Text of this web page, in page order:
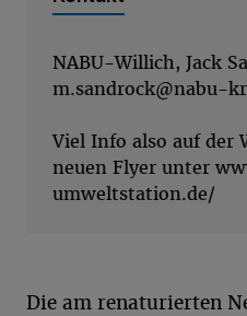
NABU-Willich, Jack
m.sandrock@nabu-
Viel Info also auf der
neuen Flyer unter
umweltstation.de/
Die am renaturierten